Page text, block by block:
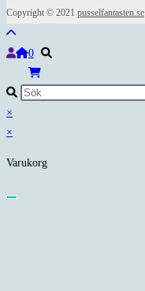
Copyright © 2021 pusselfantasten.se
0
×
×
Varukorg